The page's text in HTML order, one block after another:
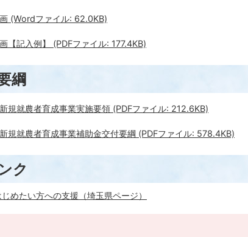
(Wordファイル: 62.0KB)
【記入例】 (PDFファイル: 177.4KB)
綱
規就農者育成事業実施要領 (PDFファイル: 212.6KB)
規就農者育成事業補助金交付要綱 (PDFファイル: 578.4KB)
ク
めたい方への支援（埼玉県ページ）